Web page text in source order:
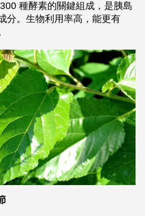
種酵素的關鍵組成，是胰島
分。生物利用率高，能更有